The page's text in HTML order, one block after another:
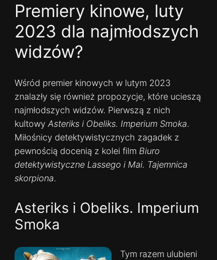
Premiery kinowe, luty
2023 dla najmłodszych
widzów?
Wśród premier kinowych w lutym 2023
znalazły się również propozycje, które ucieszą
najmłodszych widzów. Pierwszą z nich
kultowy Asteriks i Obeliks. Imperium Smoka.
Miłośnicy detektywistycznych zagadek z
pewnością docenią z kolei film Biuro
detektywistyczne Lassego i Mai. Tajemnica
skorpiona.
Asteriks i Obeliks. Imperium
Smoka
Tym razem ulubieni